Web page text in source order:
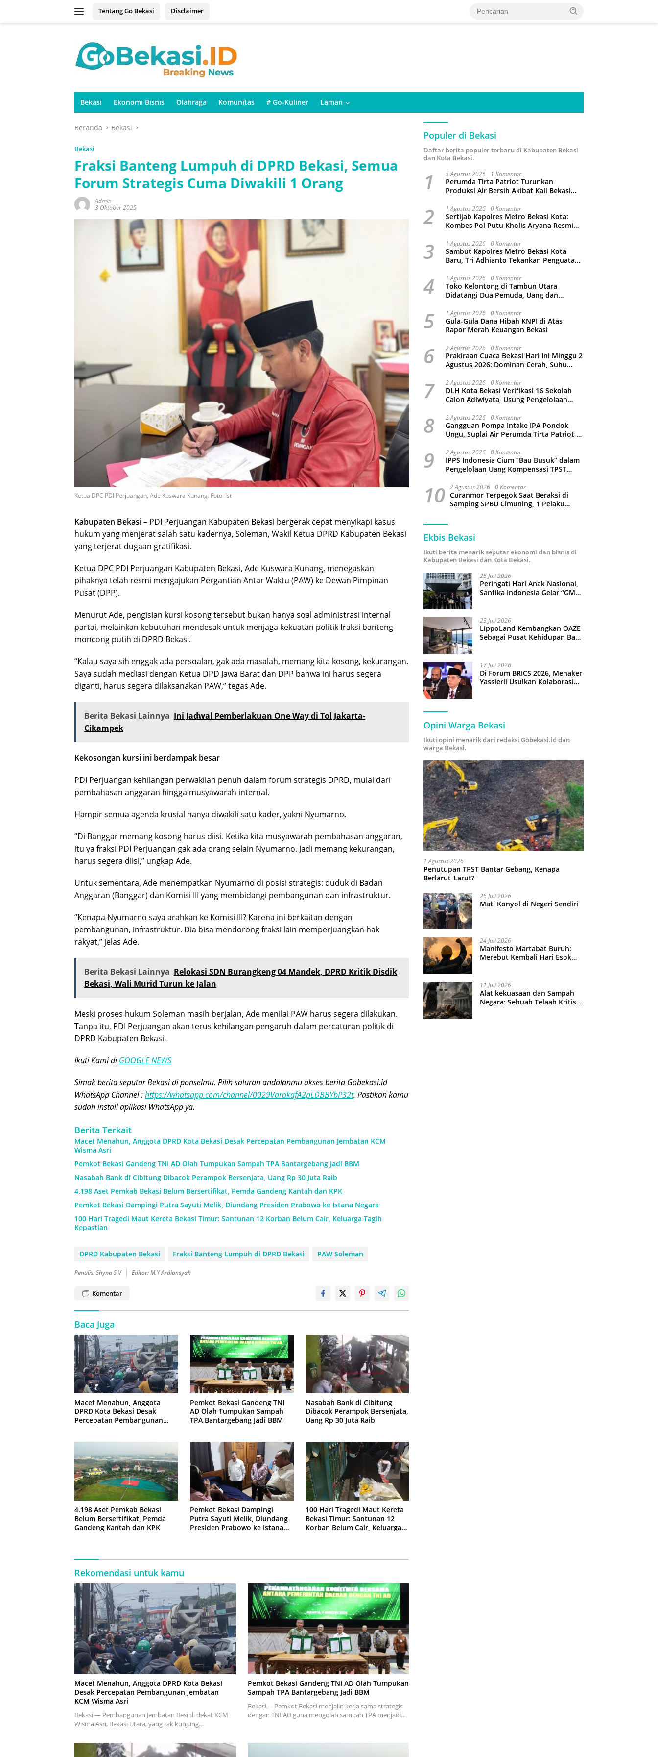
Tentang Go Bekasi Disclaimer
Bekasi Ekonomi Bisnis Olahraga Komunitas # Go-Kuliner Laman
Beranda Bekasi
Bekasi
Fraksi Banteng Lumpuh di DPRD Bekasi, Semua
Forum Strategis Cuma Diwakili 1 Orang
Admin
3 Oktober 2025
Ketua DPC PDI Perjuangan, Ade Kuswara Kunang. Foto: Ist
Kabupaten Bekasi – PDI Perjuangan Kabupaten Bekasi bergerak cepat menyikapi kasus
hukum yang menjerat salah satu kadernya, Soleman, Wakil Ketua DPRD Kabupaten Bekasi
yang terjerat dugaan gratifikasi.
Ketua DPC PDI Perjuangan Kabupaten Bekasi, Ade Kuswara Kunang, menegaskan
pihaknya telah resmi mengajukan Pergantian Antar Waktu (PAW) ke Dewan Pimpinan
Pusat (DPP).
Menurut Ade, pengisian kursi kosong tersebut bukan hanya soal administrasi internal
partai, melainkan kebutuhan mendesak untuk menjaga kekuatan politik fraksi banteng
moncong putih di DPRD Bekasi.
“Kalau saya sih enggak ada persoalan, gak ada masalah, memang kita kosong, kekurangan.
Saya sudah mediasi dengan Ketua DPD Jawa Barat dan DPP bahwa ini harus segera
diganti, harus segera dilaksanakan PAW,” tegas Ade.
Berita Bekasi Lainnya Ini Jadwal Pemberlakuan One Way di Tol Jakarta-
Cikampek
Kekosongan kursi ini berdampak besar
PDI Perjuangan kehilangan perwakilan penuh dalam forum strategis DPRD, mulai dari
pembahasan anggaran hingga musyawarah internal.
Hampir semua agenda krusial hanya diwakili satu kader, yakni Nyumarno.
“Di Banggar memang kosong harus diisi. Ketika kita musyawarah pembahasan anggaran,
itu ya fraksi PDI Perjuangan gak ada orang selain Nyumarno. Jadi memang kekurangan,
harus segera diisi,” ungkap Ade.
Untuk sementara, Ade menempatkan Nyumarno di posisi strategis: duduk di Badan
Anggaran (Banggar) dan Komisi III yang membidangi pembangunan dan infrastruktur.
“Kenapa Nyumarno saya arahkan ke Komisi III? Karena ini berkaitan dengan
pembangunan, infrastruktur. Dia bisa mendorong fraksi lain memperjuangkan hak
rakyat,” jelas Ade.
Berita Bekasi Lainnya Relokasi SDN Burangkeng 04 Mandek, DPRD Kritik Disdik
Bekasi, Wali Murid Turun ke Jalan
Meski proses hukum Soleman masih berjalan, Ade menilai PAW harus segera dilakukan.
Tanpa itu, PDI Perjuangan akan terus kehilangan pengaruh dalam percaturan politik di
DPRD Kabupaten Bekasi.
Ikuti Kami diGOOGLE NEWS
Simak berita seputar Bekasi di ponselmu. Pilih saluran andalanmu akses berita Gobekasi.id
WhatsApp Channel :https://whatsapp.com/channel/0029VarakafA2pLDBBYbP32t. Pastikan kamu
sudah install aplikasi WhatsApp ya.
Berita Terkait
Macet Menahun, Anggota DPRD Kota Bekasi Desak Percepatan Pembangunan Jembatan KCM
Wisma Asri
Pemkot Bekasi Gandeng TNI AD Olah Tumpukan Sampah TPA Bantargebang Jadi BBM
Nasabah Bank di Cibitung Dibacok Perampok Bersenjata, Uang Rp 30 Juta Raib
4.198 Aset Pemkab Bekasi Belum Bersertifikat, Pemda Gandeng Kantah dan KPK
Pemkot Bekasi Dampingi Putra Sayuti Melik, Diundang Presiden Prabowo ke Istana Negara
100 Hari Tragedi Maut Kereta Bekasi Timur: Santunan 12 Korban Belum Cair, Keluarga Tagih
Kepastian
DPRD Kabupaten Bekasi Fraksi Banteng Lumpuh di DPRD Bekasi PAW Soleman
Penulis: Shyna S.V Editor: M.Y Ardiansyah
Komentar
Baca Juga
Macet Menahun, Anggota
DPRD Kota Bekasi Desak
Percepatan Pembangunan
Pemkot Bekasi Gandeng TNI
AD Olah Tumpukan Sampah
TPA Bantargebang Jadi BBM
Nasabah Bank di Cibitung
Dibacok Perampok Bersenjata,
Uang Rp 30 Juta Raib
4.198 Aset Pemkab Bekasi
Belum Bersertifikat, Pemda
Gandeng Kantah dan KPK
Pemkot Bekasi Dampingi
Putra Sayuti Melik, Diundang
Presiden Prabowo ke Istana
100 Hari Tragedi Maut Kereta
Bekasi Timur: Santunan 12
Korban Belum Cair, Keluarga
Rekomendasi untuk kamu
Macet Menahun, Anggota DPRD Kota Bekasi
Desak Percepatan Pembangunan Jembatan
KCM Wisma Asri
Bekasi — Pembangunan Jembatan Besi di dekat KCM
Wisma Asri, Bekasi Utara, yang tak kunjung…
Pemkot Bekasi Gandeng TNI AD Olah Tumpukan
Sampah TPA Bantargebang Jadi BBM
Bekasi —Pemkot Bekasi menjalin kerja sama strategis
dengan TNI AD guna mengolah sampah TPA menjadi…
Populer di Bekasi
Daftar berita populer terbaru di Kabupaten Bekasi
dan Kota Bekasi.
1 5 Agustus 2026 1 Komentar
Perumda Tirta Patriot Turunkan
Produksi Air Bersih Akibat Kali Bekasi
2 1 Agustus 2026 0 Komentar
Sertijab Kapolres Metro Bekasi Kota:
Kombes Pol Putu Kholis Aryana Resmi
Bintoro
3 1 Agustus 2026 0 Komentar
Sambut Kapolres Metro Bekasi Kota
Baru, Tri Adhianto Tekankan Penguatan
4 1 Agustus 2026 0 Komentar
Toko Kelontong di Tambun Utara
Didatangi Dua Pemuda, Uang dan
5 1 Agustus 2026 0 Komentar
Gula-Gula Dana Hibah KNPI di Atas
Rapor Merah Keuangan Bekasi
6 2 Agustus 2026 0 Komentar
Prakiraan Cuaca Bekasi Hari Ini Minggu 2
Agustus 2026: Dominan Cerah, Suhu
7 2 Agustus 2026 0 Komentar
DLH Kota Bekasi Verifikasi 16 Sekolah
Calon Adiwiyata, Usung Pengelolaan
8 2 Agustus 2026 0 Komentar
Gangguan Pompa Intake IPA Pondok
Ungu, Suplai Air Perumda Tirta Patriot di
9 2 Agustus 2026 0 Komentar
IPPS Indonesia Cium “Bau Busuk” dalam
Pengelolaan Uang Kompensasi TPST
10 2 Agustus 2026 0 Komentar
Curanmor Terpegok Saat Beraksi di
Samping SPBU Cimuning, 1 Pelaku
Ekbis Bekasi
Ikuti berita menarik seputar ekonomi dan bisnis di
Kabupaten Bekasi dan Kota Bekasi.
25 Juli 2026
Peringati Hari Anak Nasional,
Santika Indonesia Gelar “GM
23 Juli 2026
LippoLand Kembangkan OAZE
Sebagai Pusat Kehidupan Baru
17 Juli 2026
Di Forum BRICS 2026, Menaker
Yassierli Usulkan Kolaborasi
Opini Warga Bekasi
Ikuti opini menarik dari redaksi Gobekasi.id dan
warga Bekasi.
1 Agustus 2026
Penutupan TPST Bantar Gebang, Kenapa
Berlarut-Larut?
26 Juli 2026
Mati Konyol di Negeri Sendiri
24 Juli 2026
Manifesto Martabat Buruh:
Merebut Kembali Hari Esok
11 Juli 2026
Alat kekuasaan dan Sampah
Negara: Sebuah Telaah Kritis